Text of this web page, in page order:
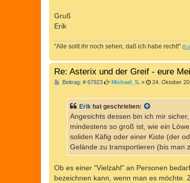
Gruß
Erik
"Alle sollt ihr noch sehen, daß ich habe recht!" (
Re: Asterix und der Greif - eure
Beitrag: # 67923B
r
a
Michael_S.» 24. Oktober
Erik hat geschrieben:
Angesichts dessen bin ich mir
mindestens so groß ist, wie ein
soliden Käfig oder einer Kiste (der
Gelände zu transportieren (bis man
Ob es einer "Vielzahl" an Personen
bezeichnen kann, wenn man es möchte.